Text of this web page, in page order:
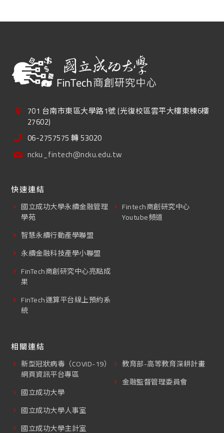
701 台南市東區大學路1號 (光復校區雲平大樓東棟6樓
27602)
06-2757575 轉 53020
ncku_fintech@ncku.edu.tw
快速連結
國立成功大學永續金融管理
學苑
智慧永續行動產學聯盟
永續金融科技產學小聯盟
FinTech商創研究中心亮點成
果
FinTech運算平台線上預約系
統
Fintech商創研究中心
Youtube頻道
相關連結
新型冠狀病毒（COVID-19）
網頁資訊平台專區
國立成功大學
國立成功大學人事室
國立成功大學主計室
教育部-高等教育深耕計畫
金融監督管理委員會